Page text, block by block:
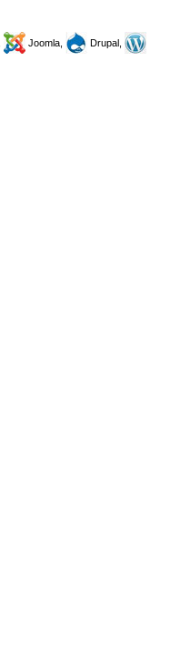
Joomla,
Drupal,